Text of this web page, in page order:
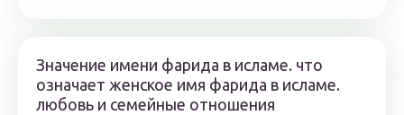
Значение имени фарида в исламе. что
означает женское имя фарида в исламе.
любовь и семейные отношения